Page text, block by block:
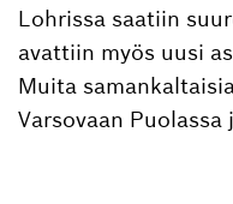
Lohrissa saatiin
avattiin myös uusi
Muita
Varsovaan